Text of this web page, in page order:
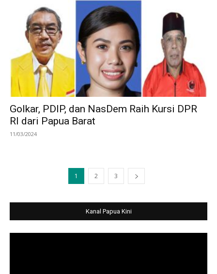
Golkar, PDIP, dan NasDem Raih Kursi DPR
RI dari Papua Barat
11/03/2024
1 2 3
Kanal Papua Kini